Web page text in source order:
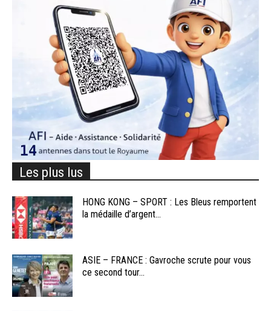
Les plus lus
HONG KONG – SPORT : Les Bleus remportent
la médaille d’argent...
ASIE – FRANCE : Gavroche scrute pour vous
ce second tour...